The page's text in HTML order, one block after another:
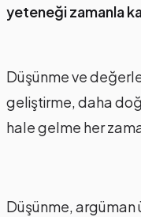
yeteneği zamanla
Düşünme ve
geliştirme, daha
hale gelme her
Düşünme, argüman